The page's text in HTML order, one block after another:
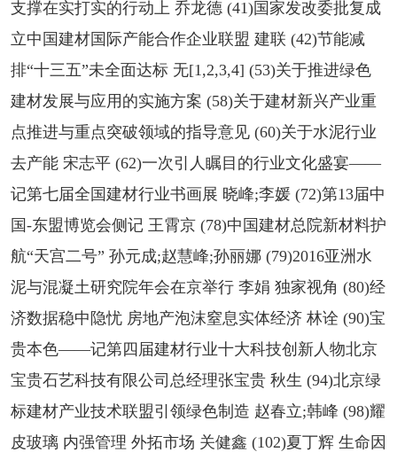
支撑在实打实的行动上 乔龙德 (41)国家发改委批复成
立中国建材国际产能合作企业联盟 建联 (42)节能减
排“十三五”未全面达标 无[1,2,3,4] (53)关于推进绿色
建材发展与应用的实施方案 (58)关于建材新兴产业重
点推进与重点突破领域的指导意见 (60)关于水泥行业
去产能 宋志平 (62)一次引人瞩目的行业文化盛宴——
记第七届全国建材行业书画展 晓峰;李媛 (72)第13届中
国-东盟博览会侧记 王霄京 (78)中国建材总院新材料护
航“天宫二号” 孙元成;赵慧峰;孙丽娜 (79)2016亚洲水
泥与混凝土研究院年会在京举行 李娟 独家视角 (80)经
济数据稳中隐忧 房地产泡沫窒息实体经济 林诠 (90)宝
贵本色——记第四届建材行业十大科技创新人物北京
宝贵石艺科技有限公司总经理张宝贵 秋生 (94)北京绿
标建材产业技术联盟引领绿色制造 赵春立;韩峰 (98)耀
皮玻璃 内强管理 外拓市场 关健鑫 (102)夏丁辉 生命因